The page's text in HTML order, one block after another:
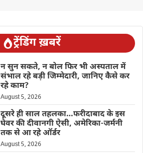
ट्रेंडिंग ख़बरें
न सुन सकते, न बोल फिर भी अस्पताल में
संभाल रहे बड़ी जिम्मेदारी, जानिए कैसे कर
रहे काम?
August 5, 2026
दूसरे ही साल तहलका…फरीदाबाद के इस
घेवर की दीवानगी ऐसी, अमेरिका-जर्मनी
तक से आ रहे ऑर्डर
August 5, 2026